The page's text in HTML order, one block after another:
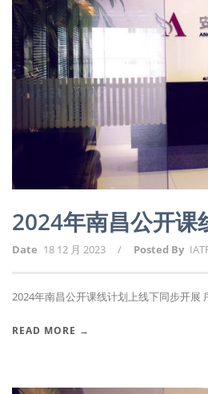
2024年南昌公开课
Date 18 12 月 2023 / Posted By
2024年南昌公开课线计划上线下同步开展
READ MORE →